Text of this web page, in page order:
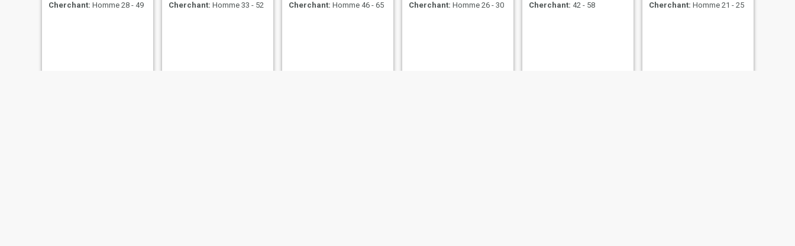
Cherchant: Homme 28 - 49
Cherchant: Homme 33 - 52
Cherchant: Homme 46 - 65
Cherchant: Homme 26 - 30
Cherchant: 42 - 58
Cherchant: Homme 21 - 25